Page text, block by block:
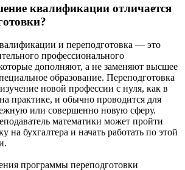
квалификации отличается
и переподготовка — это
профессионального
дополняют, а не заменяют высшее
образование. Переподготовка
новой профессии с нуля, как в
практике, и обычно проводится для
или совершенно новую сферу.
математики может пройти
на бухгалтера и начать работать по этой
программы переподготовки